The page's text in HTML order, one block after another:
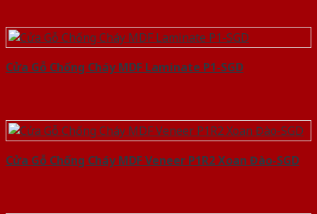
Cửa Gỗ Chống Cháy MDF Laminate P1-SGD
Cửa Gỗ Chống Cháy MDF Veneer P1R2 Xoan Đào-SGD